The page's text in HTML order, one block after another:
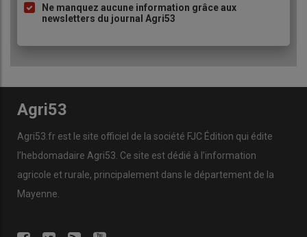
Ne manquez aucune information grâce aux
newsletters du journal Agri53
Agri53
Agri53.fr est le site officiel de la société FJC Édition qui édite
l’hebdomadaire Agri53. Ce site est dédié à l’information
agricole et rurale, principalement dans le département de la
Mayenne.